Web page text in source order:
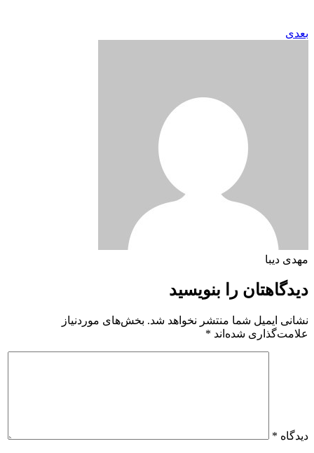
بعدی
مهدی دیبا
دیدگاهتان را بنویسید
نشانی ایمیل شما منتشر نخواهد شد. بخش‌های موردنیاز
علامت‌گذاری شده‌اند *
دیدگاه *